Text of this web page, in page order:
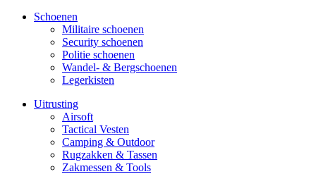
Schoenen
Militaire schoe­nen
Security schoenen
Politie schoenen
Wandel- & Berg­­schoenen
Legerkisten
Uitrusting
Airsoft
Tactical Ves­ten
Camping & Outdoor
Rugzakken & Tassen
Zakmessen & Tools